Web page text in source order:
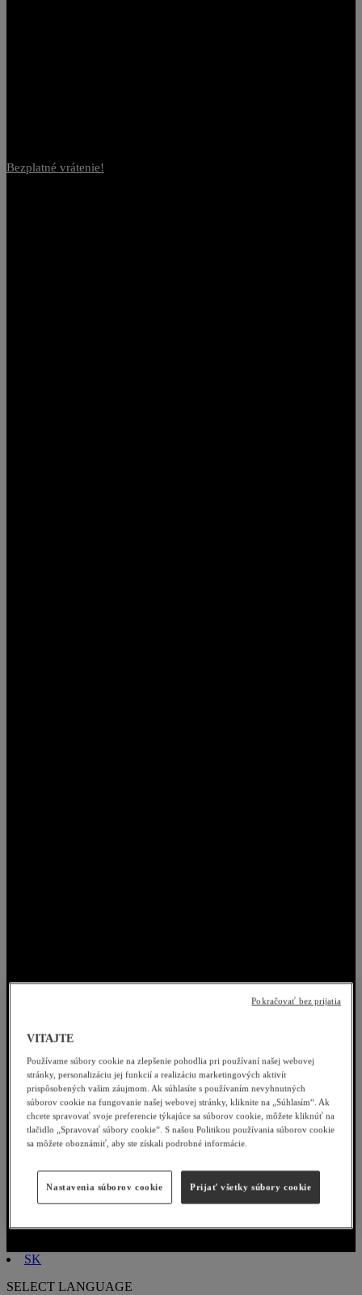
SK
SELECT LANGUAGE
VITAJTE
Používame súbory cookie na zlepšenie pohodlia pri používaní našej webovej
stránky, personalizáciu jej funkcií a realizáciu marketingových aktivít
prispôsobených vašim záujmom. Ak súhlasíte s používaním nevyhnutných
súborov cookie na fungovanie našej webovej stránky, kliknite na „Súhlasím“. Ak
chcete spravovať svoje preferencie týkajúce sa súborov cookie, môžete kliknúť na
tlačidlo „Spravovať súbory cookie“. S našou Politikou používania súborov cookie
sa môžete oboznámiť, aby ste získali podrobné informácie.
Nastavenia súborov cookie Prijať všetky súbory cookie
Pokračovať bez prijatia